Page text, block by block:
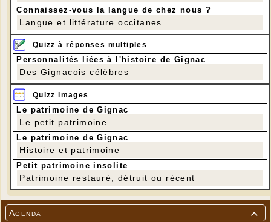

Agenda
Connaissez-vous la langue de chez nous ?
Langue et littérature occitanes
Quizz à réponses multiples
Personnalités liées à l'histoire de Gignac
Des Gignacois célèbres
Quizz images
Le patrimoine de Gignac
Le petit patrimoine
Le patrimoine de Gignac
Histoire et patrimoine
Petit patrimoine insolite
Patrimoine restauré, détruit ou récent